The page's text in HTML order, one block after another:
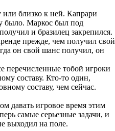
или близко к ней. Капрари
было. Маркос был под
и бразилец закрепился.
прежде, чем получил свой
он свой шанс получил, он
перечисленные тобой игроки
составу. Кто-то один,
составу, чем сейчас.
давать игровое время этим
самые серьезные задачи, и
выходил на поле.